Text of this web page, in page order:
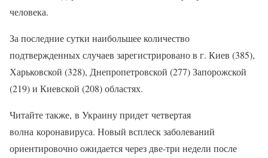
человека.
За последние сутки наибольшее количество
подтвержденных случаев зарегистрировано в г. Киев (385),
Харьковской (328), Днепропетровской (277) Запорожской
(219) и Киевской (208) областях.
Читайте также, в Украину придет четвертая
волна коронавируса. Новый всплеск заболеваний
ориентировочно ожидается через две-три недели после